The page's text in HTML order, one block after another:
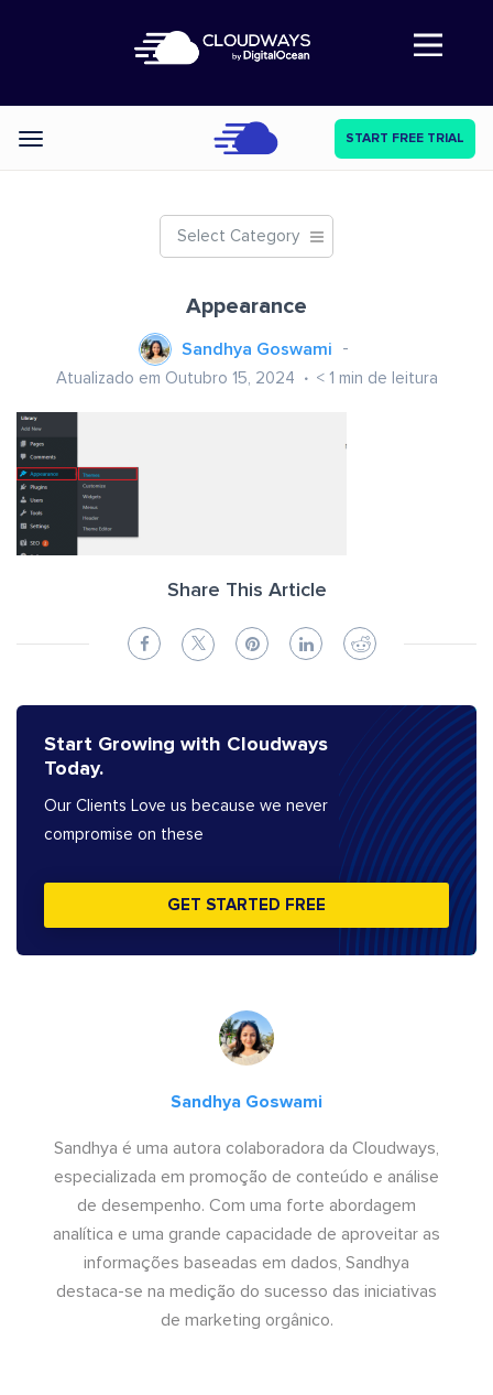
Abre a navegação
Categories START FREE TRIAL
Select Category
Appearance
Sandhya Goswami
Atualizado em Outubro 15, 2024 < 1 min de leitura
Share This Article
Start Growing with Cloudways
Today.
Our Clients Love us because we never
compromise on these
GET STARTED FREE
Sandhya Goswami
Sandhya é uma autora colaboradora da Cloudways,
especializada em promoção de conteúdo e análise
de desempenho. Com uma forte abordagem
analítica e uma grande capacidade de aproveitar as
informações baseadas em dados, Sandhya
destaca-se na medição do sucesso das iniciativas
de marketing orgânico.